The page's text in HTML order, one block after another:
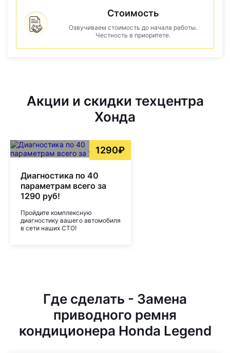
Стоимость
Озвучиваем стоимость до начала работы.
Честность в приоритете.
Акции и скидки техцентра
Хонда
1290₽
Диагностика по 40
параметрам всего за
1290 руб!
Пройдите комплексную
диагностику вашего автомобиля
в сети наших СТО!
Где сделать - Замена
приводного ремня
кондиционера Honda Legend